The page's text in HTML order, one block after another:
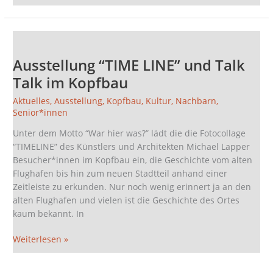
Ausstellung “TIME LINE” und Talk
Talk im Kopfbau
Aktuelles,Ausstellung, Kopfbau, Kultur, Nachbarn,
Senior*innen
Unter dem Motto “War hier was?” lädt die die Fotocollage
“TIMELINE” des Künstlers und Architekten Michael Lapper
Besucher*innen im Kopfbau ein, die Geschichte vom alten
Flughafen bis hin zum neuen Stadtteil anhand einer
Zeitleiste zu erkunden. Nur noch wenig erinnert ja an den
alten Flughafen und vielen ist die Geschichte des Ortes
kaum bekannt. In
LINE”
und
Talk
Talk
im
Kopfbau
Weiterlesen »